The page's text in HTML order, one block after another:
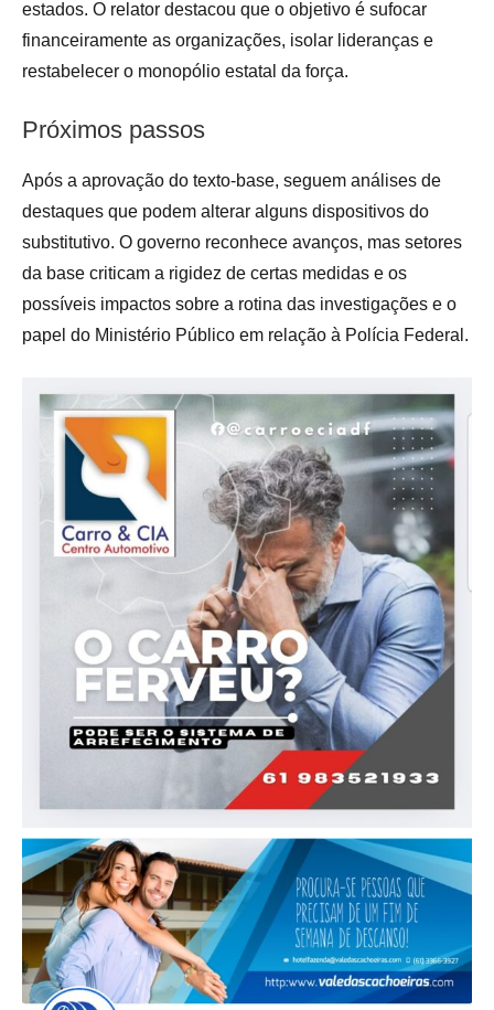
estados. O relator destacou que o objetivo é sufocar
financeiramente as organizações, isolar lideranças e
restabelecer o monopólio estatal da força.
Próximos passos
Após a aprovação do texto-base, seguem análises de
destaques que podem alterar alguns dispositivos do
substitutivo. O governo reconhece avanços, mas setores
da base criticam a rigidez de certas medidas e os
possíveis impactos sobre a rotina das investigações e o
papel do Ministério Público em relação à Polícia Federal.